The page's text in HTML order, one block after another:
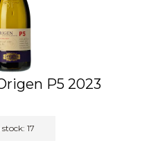
P5 2023
stock: 17